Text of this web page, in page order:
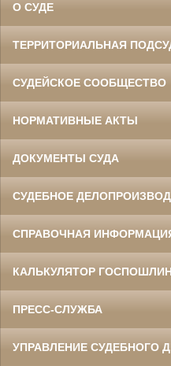
О СУДЕ
ТЕРРИТОРИАЛЬНАЯ
СУДЕЙСКОЕ СООБЩЕСТВО
НОРМАТИВНЫЕ АКТЫ
ДОКУМЕНТЫ СУДА
СУДЕБНОЕ
СПРАВОЧНАЯ
КАЛЬКУЛЯТОР
ПРЕСС-СЛУЖБА
УПРАВЛЕНИЕ СУДЕБНОГО